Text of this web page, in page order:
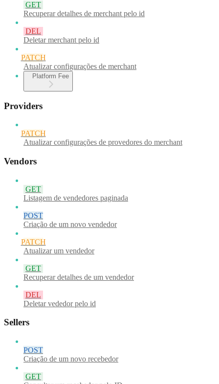
GET
Recuperar detalhes de merchant pelo id
DEL
Deletar merchant pelo id
PATCH
Atualizar configurações de merchant
Platform Fee
Providers
PATCH
Atualizar configurações de provedores do merchant
Vendors
GET
Listagem de vendedores paginada
POST
Criação de um novo vendedor
PATCH
Atualizar um vendedor
GET
Recuperar detalhes de um vendedor
DEL
Deletar vededor pelo id
Sellers
POST
Criação de um novo recebedor
GET